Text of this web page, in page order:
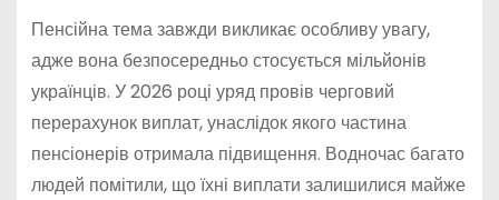
Пенсійна тема завжди викликає особливу увагу,
адже вона безпосередньо стосується мільйонів
українців. У 2026 році уряд провів черговий
перерахунок виплат, унаслідок якого частина
пенсіонерів отримала підвищення. Водночас багато
людей помітили, що їхні виплати залишилися майже